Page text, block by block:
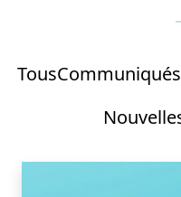
TousCommuniqués